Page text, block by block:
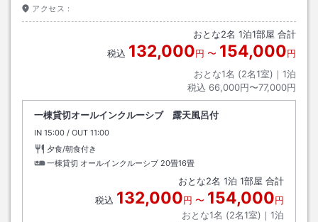
アクセス：
おとな2名 1泊1部屋 合計
税込 132,000円 〜 154,000円
おとな1名 (2名1室)｜ 1泊
税込 66,000円〜77,000円
一棟貸切オールインクルーシブ 露天風呂付
IN チェックイン
15:00 / OUT チェックアウト
11:00
夕食/朝食付き
一棟貸切 オールインクルーシブ 20畳16畳
おとな2名 1泊 1部屋 合計
税込 132,000円 〜 154,000円
おとな1名 (2名1室)｜ 1泊